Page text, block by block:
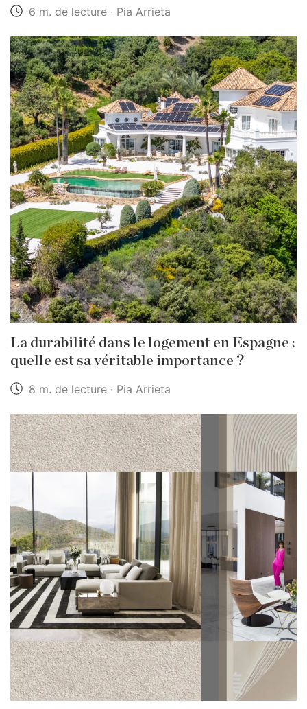
6 m. de lecture · Pia Arrieta
La durabilité dans le logement en Espagne :
quelle est sa véritable importance ?
8 m. de lecture · Pia Arrieta